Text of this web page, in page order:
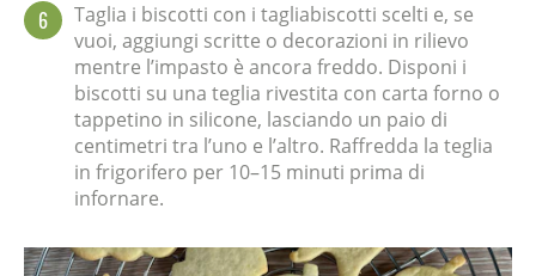
6
Taglia i biscotti con i tagliabiscotti scelti e, se
vuoi, aggiungi scritte o decorazioni in rilievo
mentre l’impasto è ancora freddo. Disponi i
biscotti su una teglia rivestita con carta forno o
tappetino in silicone, lasciando un paio di
centimetri tra l’uno e l’altro. Raffredda la teglia
in frigorifero per 10–15 minuti prima di
infornare.